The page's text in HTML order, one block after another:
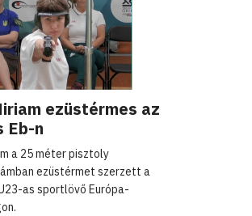
ezüstérmes az
Eb-n
a 25 méter pisztoly
ezüstérmet szerzett a
as sportlövő Európa-